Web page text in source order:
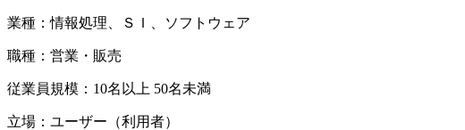
業種 ：情報処理、ＳＩ、ソフトウェア
職種 ： 営業・販売
従業員規模 ： 10名以上 50名未満
立場 ： ユーザー（利用者）